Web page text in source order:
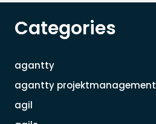
Categories
agantty
agantty projektmanagement
agil